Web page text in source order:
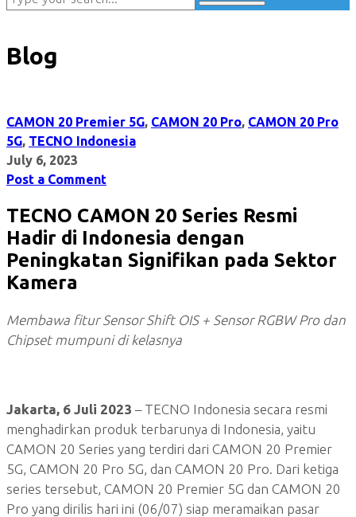
Blog
CAMON 20 Premier 5G, CAMON 20 Pro, CAMON 20 Pro
5G, TECNO Indonesia
July 6, 2023
Post a Comment
TECNO CAMON 20 Series Resmi
Hadir di Indonesia dengan
Peningkatan Signifikan pada Sektor
Kamera
Membawa fitur Sensor Shift OIS + Sensor RGBW Pro dan
Chipset mumpuni di kelasnya
Jakarta, 6 Juli 2023 – TECNO Indonesia secara resmi
menghadirkan produk terbarunya di Indonesia, yaitu
CAMON 20 Series yang terdiri dari CAMON 20 Premier
5G, CAMON 20 Pro 5G, dan CAMON 20 Pro. Dari ketiga
series tersebut, CAMON 20 Premier 5G dan CAMON 20
Pro yang dirilis hari ini (06/07) siap meramaikan pasar